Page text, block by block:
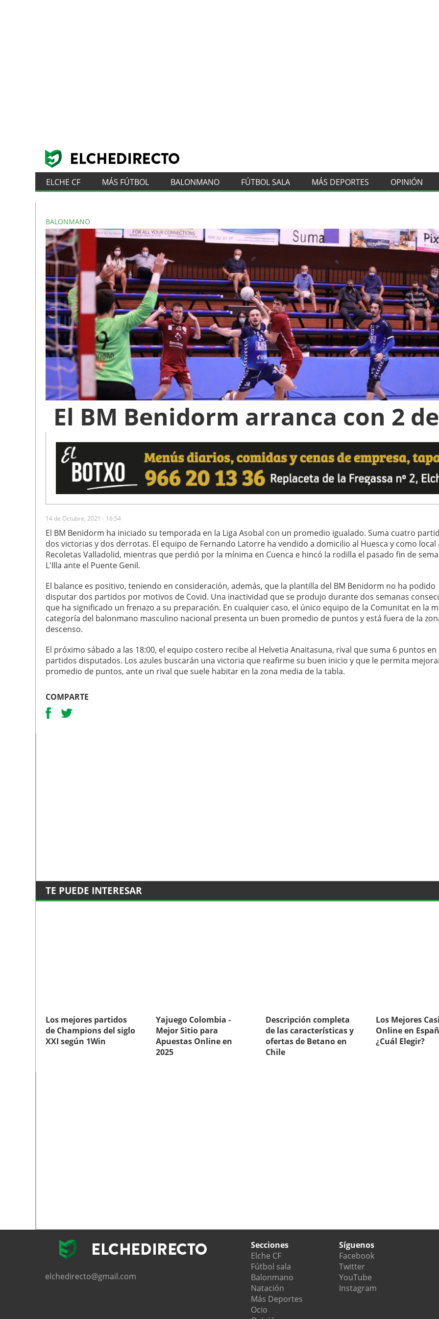
ELCHE CF MÁS FÚTBOL BALONMANO FÚTBOL SALA MÁS DEPORTES OPINIÓN
BALONMANO
El BM Benidorm arranca con 2
14 de Octubre, 2021 - 16:54
El BM Benidorm ha iniciado su temporada en la Liga Asobal con un promedio igualado. Suma cuatro
dos victorias y dos derrotas. El equipo de Fernando Latorre ha vendido a domicilio al Huesca y como local
Recoletas Valladolid, mientras que perdió por la mínima en Cuenca e hincó la rodilla el pasado fin de
L'Illa ante el Puente Genil.
El balance es positivo, teniendo en consideración, además, que la plantilla del BM Benidorm no ha podido
disputar dos partidos por motivos de Covid. Una inactividad que se produjo durante dos semanas
que ha significado un frenazo a su preparación. En cualquier caso, el único equipo de la Comunitat en la
categoría del balonmano masculino nacional presenta un buen promedio de puntos y está fuera de la
descenso.
El próximo sábado a las 18:00, el equipo costero recibe al Helvetia Anaitasuna, rival que suma 6 puntos en
partidos disputados. Los azules buscarán una victoria que reafirme su buen inicio y que le permita
promedio de puntos, ante un rival que suele habitar en la zona media de la tabla.
COMPARTE
TE PUEDE INTERESAR
Los mejores partidos
de Champions del siglo
XXI según 1Win
Yajuego Colombia -
Mejor Sitio para
Apuestas Online en
2025
Descripción completa
de las características y
ofertas de Betano en
Chile
Los Mejores
Online en
¿Cuál Elegir?
elchedirecto@gmail.com
Secciones
Elche CF
Fútbol sala
Balonmano
Natación
Más Deportes
Ocio
Síguenos
Facebook
Twitter
YouTube
Instagram